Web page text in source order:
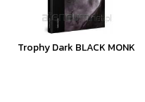
Trophy Dark BLACK MONK